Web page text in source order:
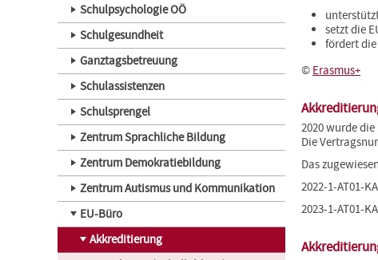
Schulpsychologie OÖ
Schulgesundheit
Ganztagsbetreuung
Schulassistenzen
Schulsprengel
Zentrum Sprachliche Bildung
Zentrum Demokratiebildung
Zentrum Autismus und Kommunikation
EU-Büro
Akkreditierung
setzt die
fördert
© Erasmus+
2020 wurde
Die
Das
2022-1-AT01-
2023-1-AT01-